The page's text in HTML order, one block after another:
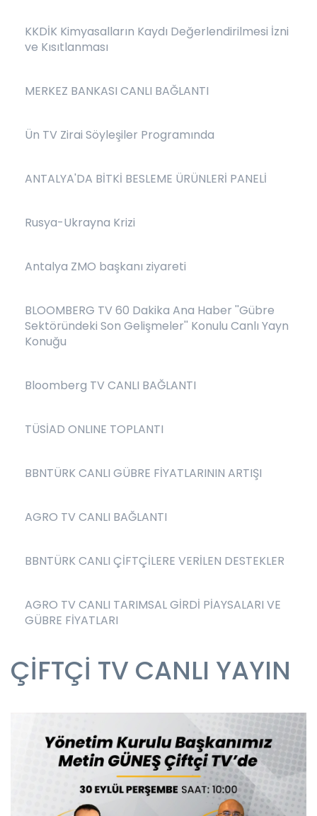
KKDİK Kimyasalların Kaydı Değerlendirilmesi İzni
ve Kısıtlanması
MERKEZ BANKASI CANLI BAĞLANTI
Ün TV Zirai Söyleşiler Programında
ANTALYA'DA BİTKİ BESLEME ÜRÜNLERİ PANELİ
Rusya-Ukrayna Krizi
Antalya ZMO başkanı ziyareti
BLOOMBERG TV 60 Dakika Ana Haber ''Gübre
Sektöründeki Son Gelişmeler'' Konulu Canlı Yayn
Konuğu
Bloomberg TV CANLI BAĞLANTI
TÜSİAD ONLINE TOPLANTI
BBNTÜRK CANLI GÜBRE FİYATLARININ ARTIŞI
AGRO TV CANLI BAĞLANTI
BBNTÜRK CANLI ÇİFTÇİLERE VERİLEN DESTEKLER
AGRO TV CANLI TARIMSAL GİRDİ PİAYSALARI VE
GÜBRE FİYATLARI
ÇİFTÇİ TV CANLI YAYIN